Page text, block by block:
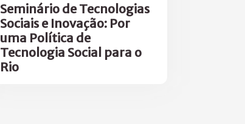
Seminário de Tecnologias
Sociais e Inovação: Por
uma Política de
Tecnologia Social para o
Rio